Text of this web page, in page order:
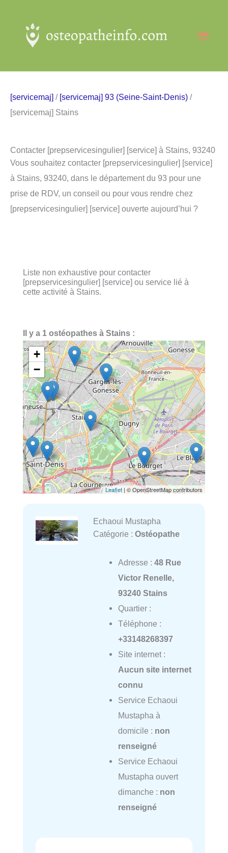
contenu
[servicemaj] / [servicemaj] 93 (Seine-Saint-Denis) /
[servicemaj] Stains
Contacter [prepservicesingulier] [service] à Stains, 93240
Vous souhaitez contacter [prepservicesingulier] [service]
à Stains, 93240, dans le département du 93 pour une
prise de RDV, un conseil ou pour vous rendre chez
[prepservicesingulier] [service] ouverte aujourd’hui ?
Liste non exhaustive pour contacter
[prepservicesingulier] [service] ou service lié à
cette activité à Stains.
Il y a 1 ostéopathes à Stains :
+
−
Leaflet | © OpenStreetMap contributors
Echaoui Mustapha
Catégorie : Ostéopathe
Adresse : 48 Rue
Victor Renelle,
93240 Stains
Quartier :
Téléphone :
+33148268397
Site internet :
Aucun site internet
connu
Service Echaoui
Mustapha à
domicile : non
renseigné
Service Echaoui
Mustapha ouvert
dimanche : non
renseigné